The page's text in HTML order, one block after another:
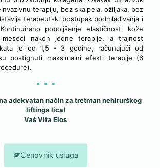
terapiju, bez skalpela, ožiljaka, bez
terapeutski postupak podmlađivanja i
poboljšanje elastičnosti kože
nakon jedne terapije, a trajnost
je od 1,5 - 3 godine, računajući od
postignuti maksimalni efekti terapije (6
adekvatan način za tretman nehirurškog
liftinga lica!
Vaš Vita Elos
Cenovnik usluga